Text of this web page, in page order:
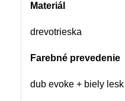
Materiál
drevotrieska
Farebné prevedenie
dub evoke + biely lesk